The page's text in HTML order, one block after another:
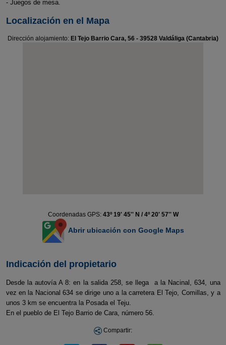
- Juegos de mesa.
Localización en el Mapa
Dirección alojamiento: El Tejo Barrio Cara, 56 - 39528 Valdáliga (Cantabria)
Coordenadas GPS: 43º 19' 45'' N / 4º 20' 57'' W
Abrir ubicación con Google Maps
Indicación del propietario
Desde la autovía A 8: en la salida 258, se llega a la Nacinal, 634, una
vez en la Nacional 634 se dirige uno a la carretera El Tejo, Comillas, y a
unos 3 km se encuentra la Posada el Teju.
En el pueblo de El Tejo Barrio de Cara, número 56.
Compartir: